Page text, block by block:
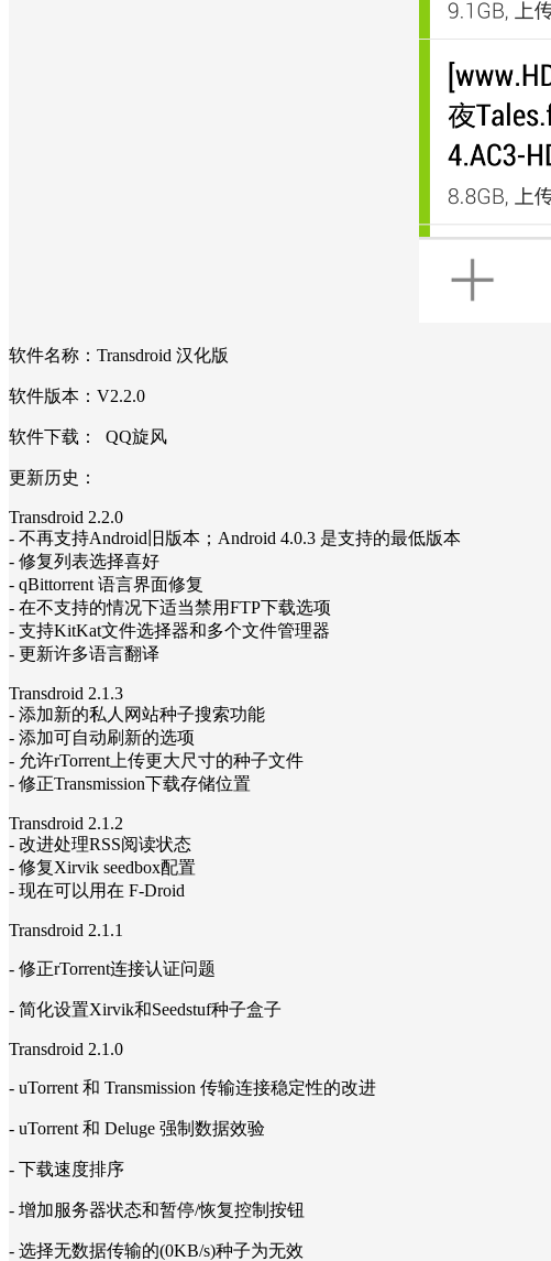
软件名称：Transdroid 汉化版
软件版本：V2.2.0
软件下载： QQ旋风
更新历史：
Transdroid 2.2.0
- 不再支持Android旧版本；Android 4.0.3 是支持的最低版本
- 修复列表选择喜好
- qBittorrent 语言界面修复
- 在不支持的情况下适当禁用FTP下载选项
- 支持KitKat文件选择器和多个文件管理器
- 更新许多语言翻译
Transdroid 2.1.3
- 添加新的私人网站种子搜索功能
- 添加可自动刷新的选项
- 允许rTorrent上传更大尺寸的种子文件
- 修正Transmission下载存储位置
Transdroid 2.1.2
- 改进处理RSS阅读状态
- 修复Xirvik seedbox配置
- 现在可以用在 F-Droid
Transdroid 2.1.1
- 修正rTorrent连接认证问题
- 简化设置Xirvik和Seedstuf种子盒子
Transdroid 2.1.0
- uTorrent 和 Transmission 传输连接稳定性的改进
- uTorrent 和 Deluge 强制数据效验
- 下载速度排序
- 增加服务器状态和暂停/恢复控制按钮
- 选择无数据传输的(0KB/s)种子为无效